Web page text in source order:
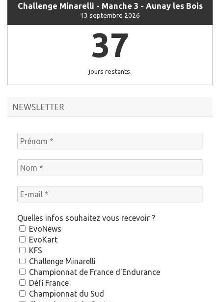
Challenge Minarelli - Manche 3 - Aunay les Bois
13 septembre 2026
37
jours restants.
NEWSLETTER
Quelles infos souhaitez vous recevoir ?
EvoNews
EvoKart
KFS
Challenge Minarelli
Championnat de France d'Endurance
Défi France
Championnat du Sud